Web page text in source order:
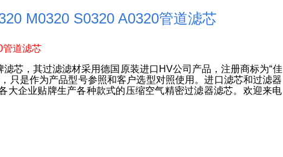
M0320 S0320 A0320管道滤芯
管道滤芯
芯，其过滤滤材采用德国原装进口HV公司产品，注册商标为“佳
只是作为产品型号参照和客户选型对照使用。进口滤芯和过滤器
大企业贴牌生产各种款式的压缩空气精密过滤器滤芯。欢迎来电